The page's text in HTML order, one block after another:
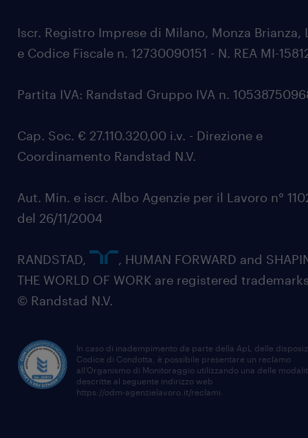
Iscr. Registro Imprese di Milano, Monza Brianza,
e Codice Fiscale n. 12730090151 - N. REA MI-
Partita IVA: Randstad Gruppo IVA n.
Cap. Soc. € 27.110.320,00 i.v. - Direzione e
Coordinamento Randstad N.V.
Aut. Min. e iscr. Albo Agenzie per il Lavoro n°
del 26/11/2004
RANDSTAD,
, HUMAN FORWARD and
THE WORLD OF WORK are registered
© Randstad N.V.
In caso di inadempimento da parte della ApL delle
Codice di Condotta, è possibile presentare un reclamo
all’Organismo di Monitoraggio utilizzando una delle
descritte al seguente indirizzo web
https://odm-agenzielavoro.it/reclami